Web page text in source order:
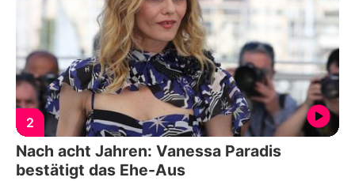
2
Nach acht Jahren: Vanessa Paradis
bestätigt das Ehe-Aus